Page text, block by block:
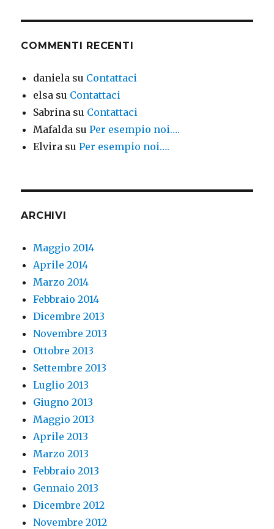
COMMENTI RECENTI
daniela su Contattaci
elsa su Contattaci
Sabrina su Contattaci
Mafalda suPer esempio noi….
Elvira suPer esempio noi….
ARCHIVI
Maggio 2014
Aprile 2014
Marzo 2014
Febbraio 2014
Dicembre 2013
Novembre 2013
Ottobre 2013
Settembre 2013
Luglio 2013
Giugno 2013
Maggio 2013
Aprile 2013
Marzo 2013
Febbraio 2013
Gennaio 2013
Dicembre 2012
Novembre 2012